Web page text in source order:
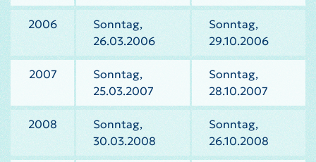
2006
Sonntag,
26.03.2006
Sonntag,
29.10.2006
2007
Sonntag,
25.03.2007
Sonntag,
28.10.2007
2008
Sonntag,
30.03.2008
Sonntag,
26.10.2008